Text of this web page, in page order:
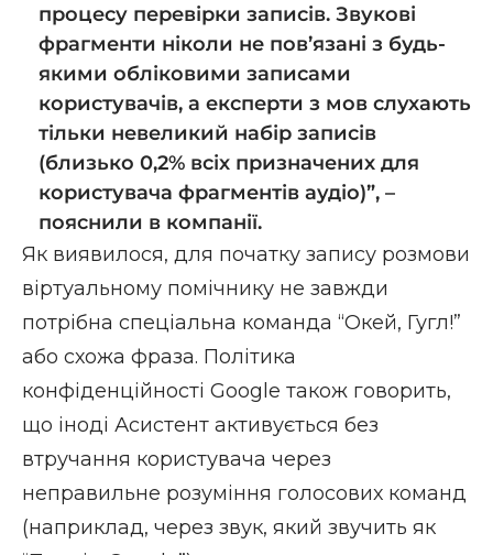
процесу перевірки записів. Звукові
фрагменти ніколи не пов’язані з будь-
якими обліковими записами
користувачів, а експерти з мов слухають
тільки невеликий набір записів
(близько 0,2% всіх призначених для
користувача фрагментів аудіо)”, –
пояснили в компанії.
Як виявилося, для початку запису розмови
віртуальному помічнику не завжди
потрібна спеціальна команда “Окей, Гугл!”
або схожа фраза. Політика
конфіденційності Google також говорить,
що іноді Асистент активується без
втручання користувача через
неправильне розуміння голосових команд
(наприклад, через звук, який звучить як